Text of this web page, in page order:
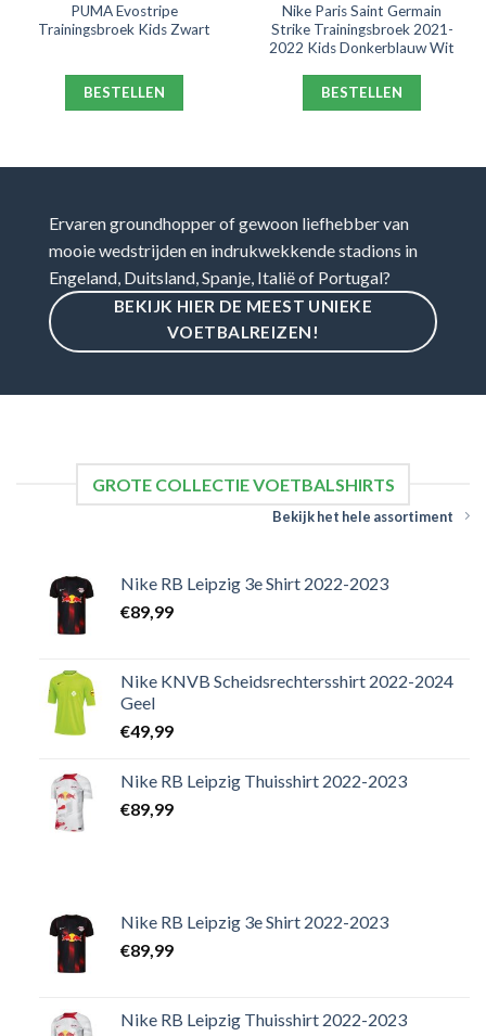
PUMA Evostripe
Trainingsbroek Kids Zwart
BESTELLEN
Nike Paris Saint Germain
Strike Trainingsbroek 2021-
2022 Kids Donkerblauw Wit
BESTELLEN
Ervaren groundhopper of gewoon liefhebber van
mooie wedstrijden en indrukwekkende stadions in
Engeland, Duitsland, Spanje, Italië of Portugal?
BEKIJK HIER DE MEEST UNIEKE
VOETBALREIZEN!
GROTE COLLECTIE VOETBALSHIRTS
Bekijk het hele assortiment
Nike RB Leipzig 3e Shirt 2022-2023
€89,99
Nike KNVB Scheidsrechtersshirt 2022-2024
Geel
€49,99
Nike RB Leipzig Thuisshirt 2022-2023
€89,99
Nike RB Leipzig 3e Shirt 2022-2023
€89,99
Nike RB Leipzig Thuisshirt 2022-2023